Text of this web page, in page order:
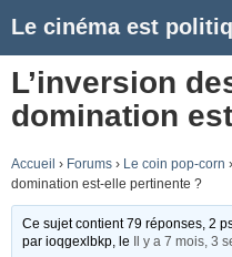
Le cinéma est
L’inversion
domination
Accueil › Forums › Le coin pop-corn ›
domination est-elle pertinente ?
Ce sujet contient 79 réponses, 2
parioqgexlbkp , le Il y a 7 mois, 3